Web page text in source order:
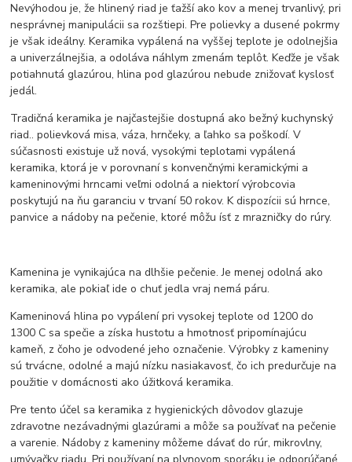
Nevýhodou je, že hlinený riad je ťažší ako kov a menej trvanlivý, pri
nesprávnej manipulácii sa rozštiepi. Pre polievky a dusené pokrmy
je však ideálny. Keramika vypálená na vyššej teplote je odolnejšia
a univerzálnejšia, a odoláva náhlym zmenám teplôt. Keďže je však
potiahnutá glazúrou, hlina pod glazúrou nebude znižovať kyslosť
jedál.
Tradičná keramika je najčastejšie dostupná ako bežný kuchynský
riad.. polievková misa, váza, hrnčeky, a ľahko sa poškodí. V
súčasnosti existuje už nová, vysokými teplotami vypálená
keramika, ktorá je v porovnaní s konvenčnými keramickými a
kameninovými hrncami veľmi odolná a niektorí výrobcovia
poskytujú na ňu garanciu v trvaní 50 rokov. K dispozícii sú hrnce,
panvice a nádoby na pečenie, ktoré môžu ísť z mrazničky do rúry.
Kamenina je vynikajúca na dlhšie pečenie. Je menej odolná ako
keramika, ale pokiaľ ide o chuť jedla vraj nemá páru.
Kameninová hlina po vypálení pri vysokej teplote od 1200 do
1300 C sa spečie a získa hustotu a hmotnosť pripomínajúcu
kameň, z čoho je odvodené jeho označenie. Výrobky z kameniny
sú trvácne, odolné a majú nízku nasiakavosť, čo ich predurčuje na
použitie v domácnosti ako úžitková keramika.
Pre tento účel sa keramika z hygienických dôvodov glazuje
zdravotne nezávadnými glazúrami a môže sa používať na pečenie
a varenie. Nádoby z kameniny môžeme dávať do rúr, mikrovlny,